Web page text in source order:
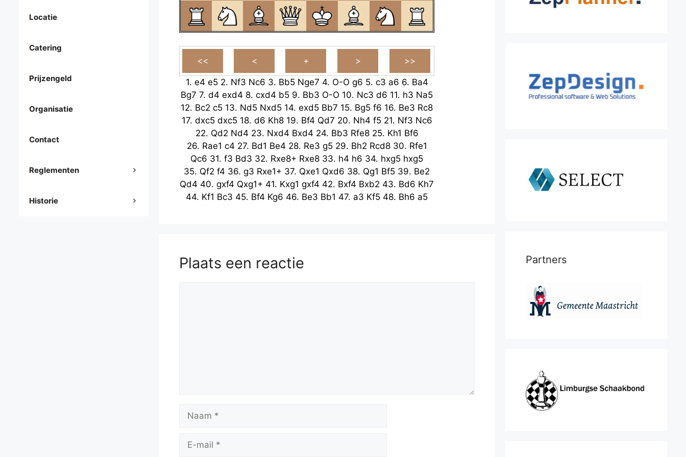
1. e4 e5 2. Nf3 Nc6 3. Bb5 Nge7 4. O-O g6 5. c3 a6 6. Ba4
Bg7 7. d4 exd4 8. cxd4 b5 9. Bb3 O-O 10. Nc3 d6 11. h3 Na5
12. Bc2 c5 13. Nd5 Nxd5 14. exd5 Bb7 15. Bg5 f6 16. Be3 Rc8
17. dxc5 dxc5 18. d6 Kh8 19. Bf4 Qd7 20. Nh4 f5 21. Nf3 Nc6
22. Qd2 Nd4 23. Nxd4 Bxd4 24. Bb3 Rfe8 25. Kh1 Bf6
26. Rae1 c4 27. Bd1 Be4 28. Re3 g5 29. Bh2 Rcd8 30. Rfe1
Qc6 31. f3 Bd3 32. Rxe8+ Rxe8 33. h4 h6 34. hxg5 hxg5
35. Qf2 f4 36. g3 Rxe1+ 37. Qxe1 Qxd6 38. Qg1 Bf5 39. Be2
Qd4 40. gxf4 Qxg1+ 41. Kxg1 gxf4 42. Bxf4 Bxb2 43. Bd6 Kh7
44. Kf1 Bc3 45. Bf4 Kg6 46. Be3 Bb1 47. a3 Kf5 48. Bh6 a5
Plaats een reactie
mail
Locatie
Catering
Prijzengeld
Organisatie
Contact
Reglementen
Historie
Partners